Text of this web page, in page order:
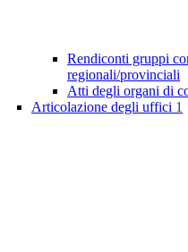
Rendiconti gruppi
regionali/provinciali
Atti degli organi di
Articolazione degli uffici 1